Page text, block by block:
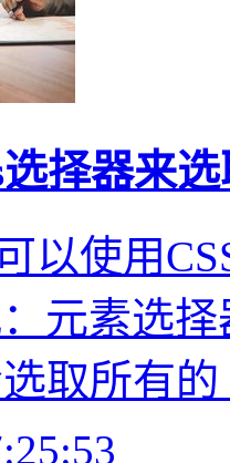
择器来
以使用
元素选
取所有